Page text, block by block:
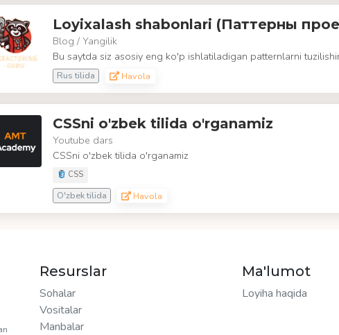
Loyixalash shabonlari (Паттерны
Blog / Yangilik
Bu saytda siz asosiy eng ko'p ishlatiladigan patternlarni
Rus tilida Havola
CSSni o'zbek tilida o'rganamiz
Youtube dars
CSSni o'zbek tilida o'rganamiz
CSS
O'zbek tilida Havola
Resurslar
Sohalar
Vositalar
Manbalar
Ma'lumot
Loyiha haqida